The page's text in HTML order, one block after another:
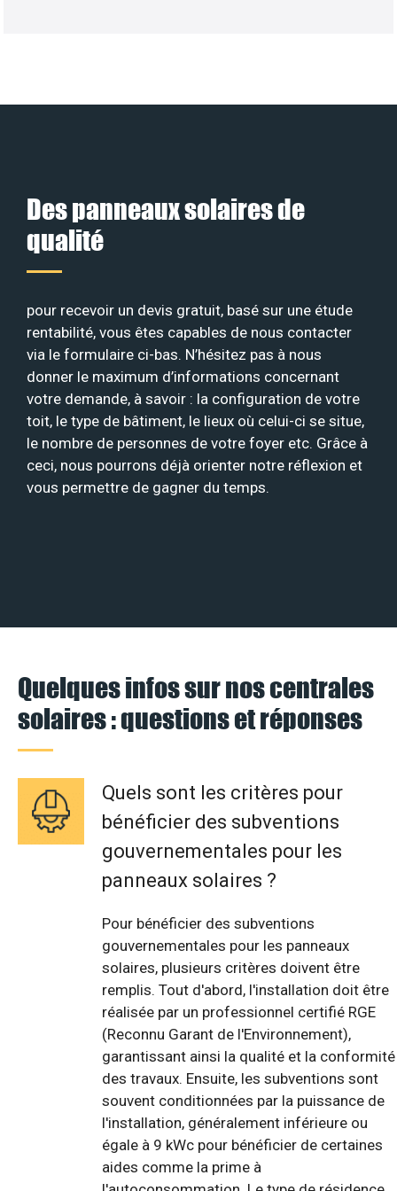
Des panneaux solaires de
qualité
pour recevoir un devis gratuit, basé sur une étude
rentabilité, vous êtes capables de nous contacter
via le formulaire ci-bas. N’hésitez pas à nous
donner le maximum d’informations concernant
votre demande, à savoir : la configuration de votre
toit, le type de bâtiment, le lieux où celui-ci se situe,
le nombre de personnes de votre foyer etc. Grâce à
ceci, nous pourrons déjà orienter notre réflexion et
vous permettre de gagner du temps.
Quelques infos sur nos centrales
solaires : questions et réponses
Quels sont les critères pour
bénéficier des subventions
gouvernementales pour les
panneaux solaires ?
Pour bénéficier des subventions
gouvernementales pour les panneaux
solaires, plusieurs critères doivent être
remplis. Tout d'abord, l'installation doit être
réalisée par un professionnel certifié RGE
(Reconnu Garant de l'Environnement),
garantissant ainsi la qualité et la conformité
des travaux. Ensuite, les subventions sont
souvent conditionnées par la puissance de
l'installation, généralement inférieure ou
égale à 9 kWc pour bénéficier de certaines
aides comme la prime à